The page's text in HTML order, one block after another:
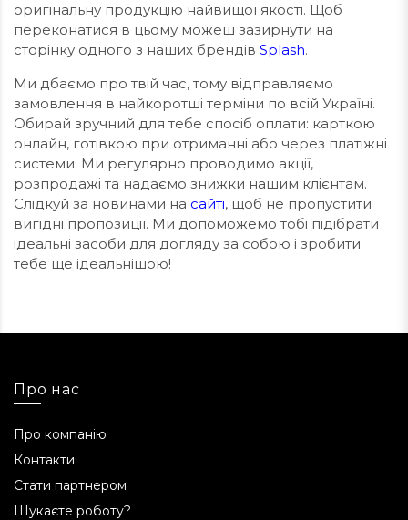
оригінальну продукцію найвищої якості. Щоб
переконатися в цьому можеш зазирнути на
сторінку одного з наших брендів Splash.
Ми дбаємо про твій час, тому відправляємо
замовлення в найкоротші терміни по всій Україні.
Обирай зручний для тебе спосіб оплати: карткою
онлайн, готівкою при отриманні або через платіжні
системи. Ми регулярно проводимо акції,
розпродажі та надаємо знижки нашим клієнтам.
Слідкуй за новинами на сайті, щоб не пропустити
вигідні пропозиції. Ми допоможемо тобі підібрати
ідеальні засоби для догляду за собою і зробити
тебе ще ідеальнішою!
Про нас
Про компанію
Контакти
Стати партнером
Шукаєте роботу?